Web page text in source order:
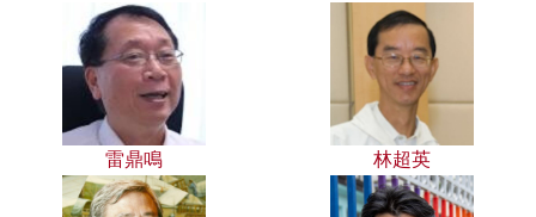
雷鼎鳴 林超英